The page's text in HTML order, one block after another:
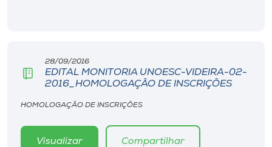
28/09/2016
EDITAL MONITORIA UNOESC-VIDEIRA-02-
2016_HOMOLOGAÇÃO DE INSCRIÇÕES
HOMOLOGAÇÃO DE INSCRIÇÕES
Visualizar Compartilhar